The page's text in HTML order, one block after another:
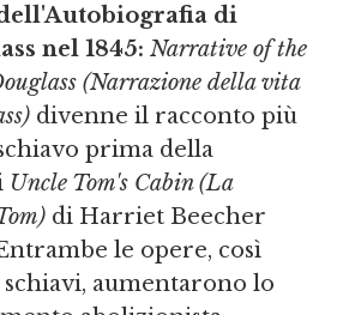
di
nel 1845: Narrative of the
(Narrazione della vita
divenne il racconto più
prima della
Uncle Tom's Cabin (La
di Harriet Beecher
le opere, così
aumentarono lo